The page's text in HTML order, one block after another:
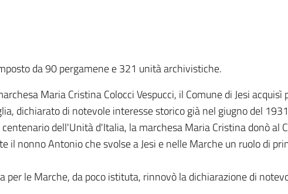
da 90 pergamene e 321 unità archivistiche.
Maria Cristina Colocci Vespucci, il Comune di Jesi acquisì
dichiarato di notevole interesse storico già nel giugno del
dell'Unità d'Italia, la marchesa Maria Cristina donò al
nonno Antonio che svolse a Jesi e nelle Marche un ruolo di
le Marche, da poco istituta, rinnovò la dichiarazione di